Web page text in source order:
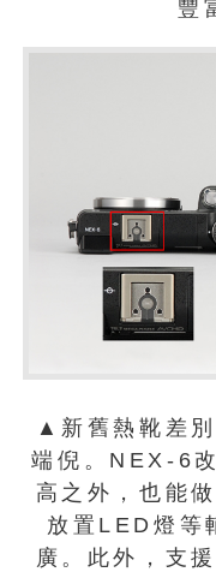
豐
▲新舊熱靴差
端倪。NEX-6
高之外，也能
放置LED燈等
廣。此外，支